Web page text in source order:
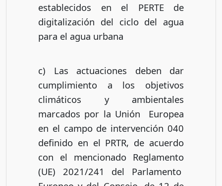
establecidos en el PERTE de
digitalización del ciclo del agua
para el agua urbana
c) Las actuaciones deben dar
cumplimiento a los objetivos
climáticos y ambientales
marcados por la Unión Europea
en el campo de intervención 040
definido en el PRTR, de acuerdo
con el mencionado Reglamento
(UE) 2021/241 del Parlamento